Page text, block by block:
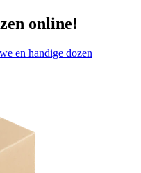
online!
en handige dozen